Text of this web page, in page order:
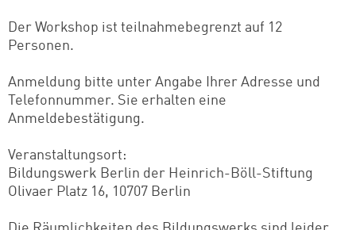
Der Workshop ist teilnahmebegrenzt auf 12
Personen.
Anmeldung bitte unter Angabe Ihrer Adresse und
Telefonnummer. Sie erhalten eine
Anmeldebestätigung.
Veranstaltungsort:
Bildungswerk Berlin der Heinrich-Böll-Stiftung
Olivaer Platz 16, 10707 Berlin